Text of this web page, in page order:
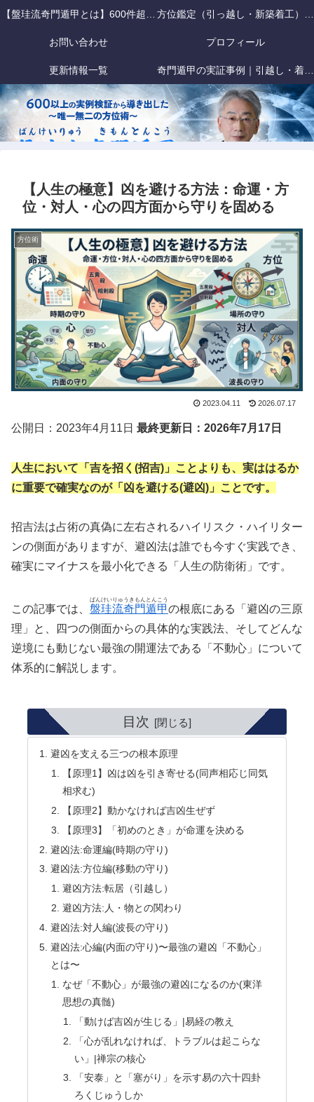
【盤珪流奇門遁甲とは】600件超の事故検証データに基づく「戦略的
方位鑑定（引っ越し・新築着工）
お問い合わせ プロフィール
更新情報一覧 奇門遁甲の実証事例｜引越し・着
【人生の極意】凶を避ける方法：命運・方
位・対人・心の四方面から守りを固める
方位術
2023.04.11 2026.07.17
公開日：2023年4月11日 最終更新日：2026年7月17日
人生において「吉を招く(招吉)」ことよりも、実ははるか
に重要で確実なのが「凶を避ける(避凶)」ことです。
招吉法は占術の真偽に左右されるハイリスク・ハイリター
ンの側面がありますが、避凶法は誰でも今すぐ実践でき、
確実にマイナスを最小化できる「人生の防衛術」です。
この記事では、 盤珪流奇門遁甲
ばんけいりゅうきもんとんこう
の根底にある「避凶の三原
理」と、四つの側面からの具体的な実践法、そしてどんな
逆境にも動じない最強の開運法である「不動心」について
体系的に解説します。
目次
避凶を支える三つの根本原理
【原理1】凶は凶を引き寄せる(同声相応じ同気
相求む)
【原理2】動かなければ吉凶生ぜず
【原理3】「初めのとき」が命運を決める
避凶法:命運編(時期の守り)
避凶法:方位編(移動の守り)
避凶方法:転居（引越し）
避凶方法:人・物との関わり
避凶法:対人編(波長の守り)
避凶法:心編(内面の守り)〜最強の避凶「不動心」
とは〜
なぜ「不動心」が最強の避凶になるのか(東洋
思想の真髄)
「動けば吉凶が生じる」|易経の教え
「心が乱れなければ、トラブルは起こらな
い」|禅宗の核心
「安泰」と「塞がり」を示す易の六十四卦
ろくじゅうしか